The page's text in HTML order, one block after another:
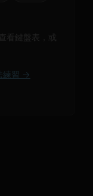
看鍵盤表，或
練習 →